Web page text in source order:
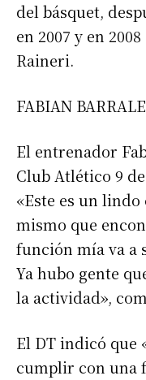
del básquet,
en 2007 y en
Raineri.
FABIAN
El entrenador
Club Atlético 9
«Este es un
mismo que
función mía va a
Ya hubo gente
la actividad»,
El DT indicó que
cumplir con una